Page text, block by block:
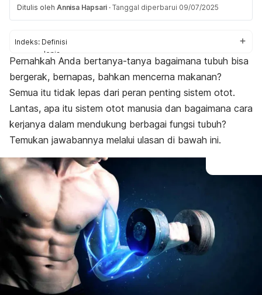
Ditulis oleh Annisa Hapsari · Tanggal diperbarui 09/07/2025
Indeks: Definisi
Jenis
Fungsi
Pengelompokan
Gangguan
Pernahkah Anda bertanya-tanya bagaimana tubuh bisa
bergerak, bernapas, bahkan mencerna makanan?
Semua itu tidak lepas dari peran penting sistem otot.
Lantas, apa itu sistem otot manusia dan bagaimana cara
kerjanya dalam mendukung berbagai fungsi tubuh?
Temukan jawabannya melalui ulasan di bawah ini.